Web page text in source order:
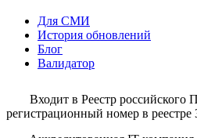
Для СМИ
История обновлений
Блог
Валидатор
Входит в Реестр российского
регистрационный номер в реестре